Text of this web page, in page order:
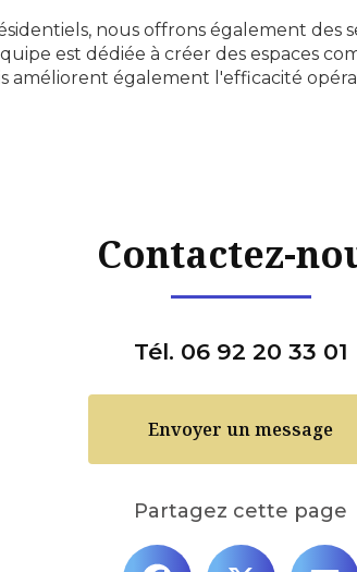
nous offrons également des
est dédiée à créer des espaces
améliorent également l'efficacité
Contactez-
Tél. 06 92 20 33 01
Envoyer un message
Partagez cette page
Facebook